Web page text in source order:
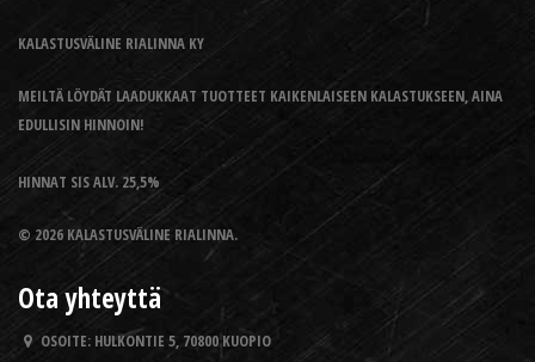
KALASTUSVÄLINE RIALINNA KY
MEILTÄ LÖYDÄT LAADUKKAAT TUOTTEET KAIKENLAISEEN KALASTUKSEEN, AINA
EDULLISIN HINNOIN!
HINNAT SIS ALV. 25,5%
© 2026 KALASTUSVÄLINE RIALINNA.
Ota yhteyttä
OSOITE: HULKONTIE 5, 70800 KUOPIO